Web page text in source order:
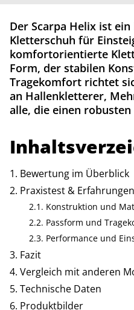
Der Scarpa Helix ist
Kletterschuh für
komfortorientierte
Form, der stabilen
Tragekomfort richtet
an Hallenkletterer,
alle, die einen
Bewertung im Überblick
Praxistest & Erfahrungen
Konstruktion und
Passform und
Performance und
Fazit
Vergleich mit anderen
Technische Daten
Produktbilder